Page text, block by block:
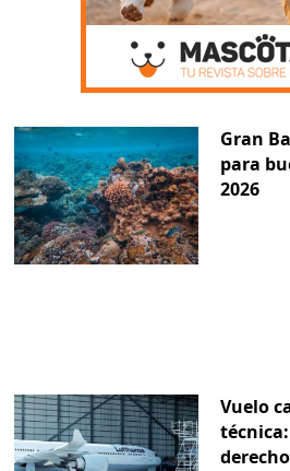
Gran
para
2026
Vuelo